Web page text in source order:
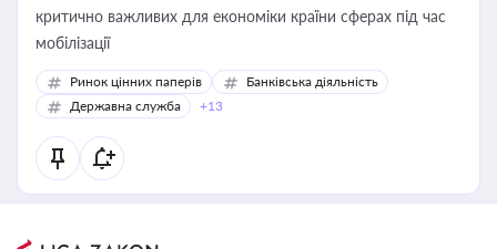
критично важливих для економіки країни сферах під час
мобілізації
Ринок цінних паперів
Банківська діяльність
Державна служба
+13